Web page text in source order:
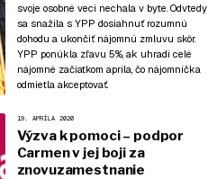
svoje osobné veci nechala v byte. Odvtedy
sa snažila s YPP dosiahnuť rozumnú
dohodu a ukončiť nájomnú zmluvu skôr.
YPP ponúkla zľavu 5%, ak uhradí celé
nájomné začiatkom apríla, čo nájomníčka
odmietla akceptovať.
19. APRÍLA 2020
Výzva k pomoci – podpor
Carmen v jej boji za
znovuzamestnanie